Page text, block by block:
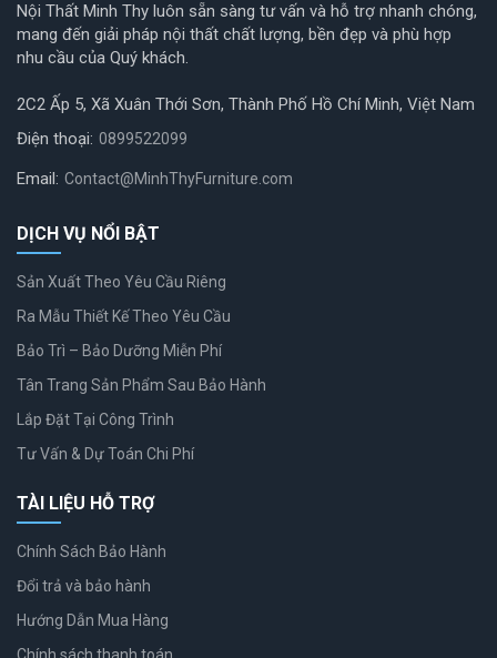
Nội Thất Minh Thy luôn sẵn sàng tư vấn và hỗ trợ nhanh chóng,
mang đến giải pháp nội thất chất lượng, bền đẹp và phù hợp
nhu cầu của Quý khách.
2C2 Ấp 5, Xã Xuân Thới Sơn, Thành Phố Hồ Chí Minh, Việt Nam
Điện thoại: 0899522099
Email: Contact@MinhThyFurniture.com
DỊCH VỤ NỔI BẬT
Sản Xuất Theo Yêu Cầu Riêng
Ra Mẫu Thiết Kế Theo Yêu Cầu
Bảo Trì – Bảo Dưỡng Miễn Phí
Tân Trang Sản Phẩm Sau Bảo Hành
Lắp Đặt Tại Công Trình
Tư Vấn & Dự Toán Chi Phí
TÀI LIỆU HỖ TRỢ
Chính Sách Bảo Hành
Đổi trả và bảo hành
Hướng Dẫn Mua Hàng